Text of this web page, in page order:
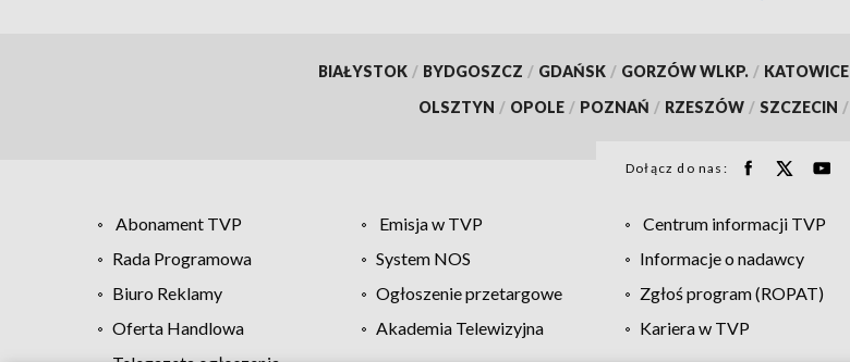
BIAŁYSTOK / BYDGOSZCZ / GDAŃSK / GORZÓW WLKP. / KATOWICE
OLSZTYN / OPOLE / POZNAŃ / RZESZÓW / SZCZECIN /
Dołącz do nas:
Abonament TVP Emisja w TVP Centrum informacji TVP
Rada Programowa
System NOS Informacje o nadawcy
Biuro Reklamy
Ogłoszenie przetargowe Zgłoś program (ROPAT)
Oferta Handlowa
Akademia Telewizyjna Kariera w TVP